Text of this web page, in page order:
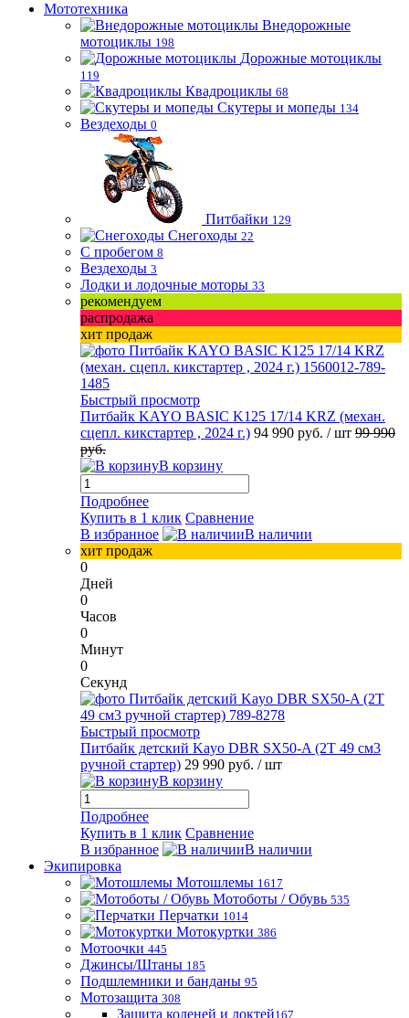
Мототехника
Внедорожные
мотоциклы 198
Дорожные мотоциклы
119
Квадроциклы 68
Скутеры и мопеды 134
Вездеходы 0
Питбайки 129
Снегоходы 22
С пробегом 8
Вездеходы 3
Лодки и лодочные моторы 33
рекомендуем
распродажа
хит продаж
Быстрый просмотр
Питбайк KAYO BASIC K125 17/14 KRZ (механ.
сцепл. кикстартер , 2024 г.) 94 990 руб. / шт 99 990
руб.
В корзину
Подробнее
Купить в 1 клик Сравнение
В избранное
В наличии
хит продаж
0
Дней
0
Часов
0
Минут
0
Секунд
Быстрый просмотр
Питбайк детский Kayo DBR SX50-A (2T 49 см3
ручной стартер) 29 990 руб. / шт
В корзину
Подробнее
Купить в 1 клик Сравнение
В избранное
В наличии
Экипировка
Мотошлемы 1617
Мотоботы / Обувь 535
Перчатки 1014
Мотокуртки 386
Мотоочки 445
Джинсы/Штаны 185
Подшлемники и банданы 95
Мотозащита 308
Защита коленей и локтей167